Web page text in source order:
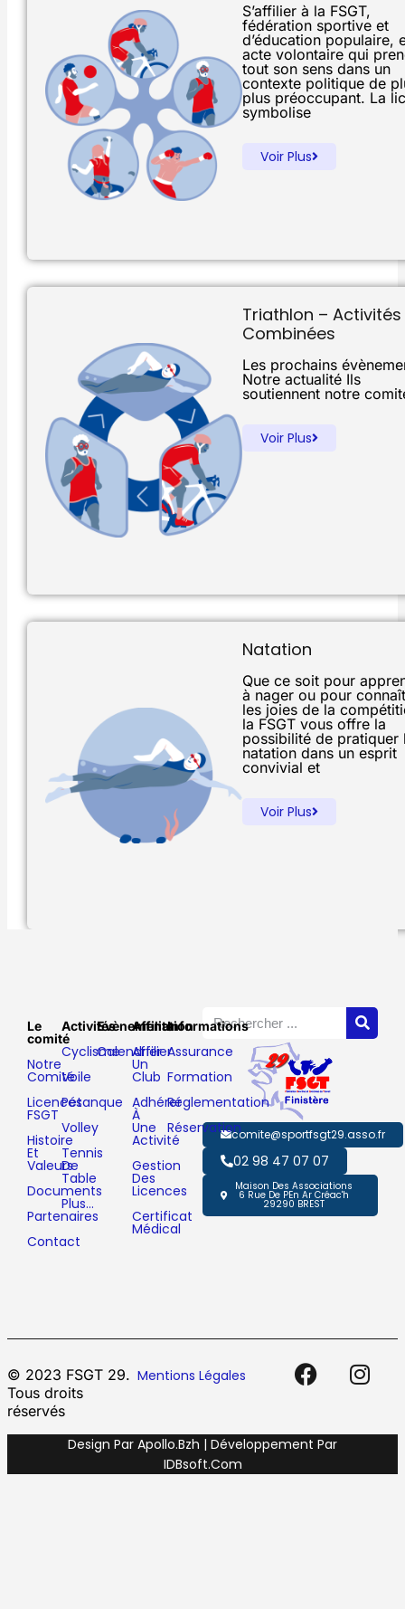
S’affilier à la FSGT,
fédération sportive et
d’éducation populaire,
acte volontaire qui
tout son sens dans un
contexte politique de
plus préoccupant. La
symbolise
Voir Plus
Triathlon – Activités
Combinées
Les prochains
Notre actualité Ils
soutiennent notre
Voir Plus
Natation
Que ce soit pour
à nager ou pour
les joies de la
la FSGT vous offre la
possibilité de pratiquer
natation dans un esprit
convivial et
Voir Plus
comite@sportfsgt29.asso.fr
02 98 47 07 07
Maison Des Associations
6 Rue De PEn Ar Créac'h
29290 BREST
Le
comité
Notre
Comité
Licences
FSGT
Histoire
Et
Valeurs
Documents
Partenaires
Contact
Activités
Cyclisme
Voile
Pétanque
Volley
Tennis
De
Table
Plus…
Evènements
Calendrier
Affiliation
Affilier
Un
Club
Adhérer
À
Une
Activité
Gestion
Des
Licences
Certificat
Médical
Informations
Assurance
Formation
Réglementation
Réservation
© 2023 FSGT 29.
Tous droits
réservés
Mentions Légales
Design Par Apollo.bzh | Développement Par
IDBsoft.com